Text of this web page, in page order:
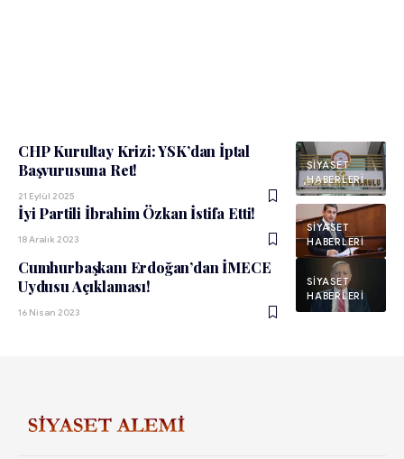
SIYASET
HABERLERI
CHP Kurultay Krizi: YSK’dan İptal
Başvurusuna Ret!
21 Eylül 2025
SIYASET
HABERLERI
İyi Partili İbrahim Özkan İstifa Etti!
18 Aralık 2023
SIYASET
HABERLERI
Cumhurbaşkanı Erdoğan’dan İMECE
Uydusu Açıklaması!
16 Nisan 2023